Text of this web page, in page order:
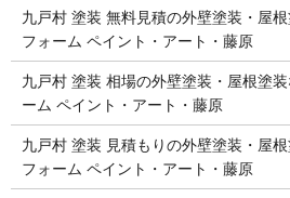
九戸村 塗装 無料見積の外壁塗装・屋
フォーム ペイント・アート・藤原
九戸村 塗装 相場の外壁塗装・屋根塗
ーム ペイント・アート・藤原
九戸村 塗装 見積もりの外壁塗装・屋
フォーム ペイント・アート・藤原